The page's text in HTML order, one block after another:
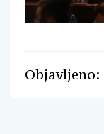
Objavljeno: